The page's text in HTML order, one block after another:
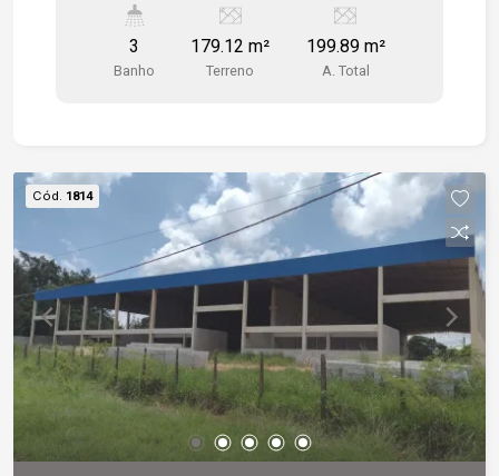
de serviço e embutido um portão para entrada
social. O prédio conta com recepção, mezanino
para escritório, copa cozinha e banheiros. Em
Gostaria de saber mais informações ou agendar
uma visita?
3
Banho
179.12 m²
Terreno
199.89 m²
A. Total
Cód. 1814